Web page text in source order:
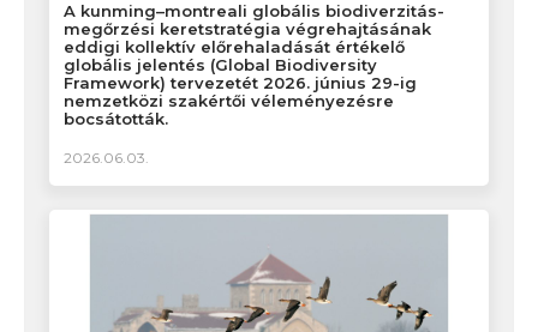
A kunming–montreali globális biodiverzitás-
megőrzési keretstratégia végrehajtásának
eddigi kollektív előrehaladását értékelő
globális jelentés (Global Biodiversity
Framework) tervezetét 2026. június 29-ig
nemzetközi szakértői véleményezésre
bocsátották.
2026.06.03.